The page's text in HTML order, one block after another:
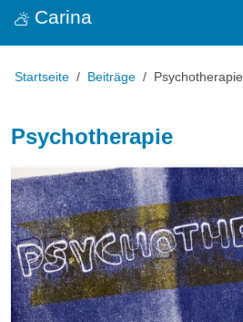
Carina
Startseite Beiträge Psychotherapie
Psychotherapie